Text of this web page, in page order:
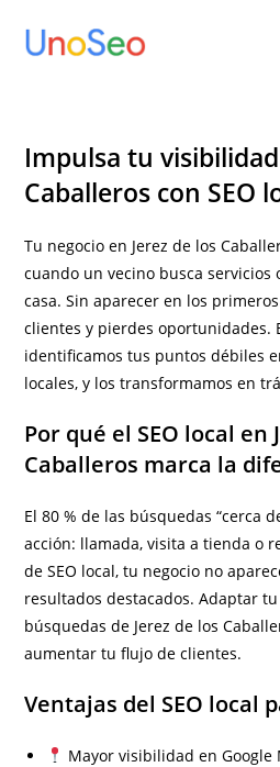
Impulsa tu
Caballeros con SEO
Tu negocio en Jerez de los
cuando un vecino busca servicios
casa. Sin aparecer en los
clientes y pierdes oportunidades.
identificamos tus puntos débiles
locales, y los transformamos en
Por qué el SEO local en
Caballeros marca la
El 80 % de las búsquedas “cerca
acción: llamada, visita a tienda o
de SEO local, tu negocio no
resultados destacados. Adaptar
búsquedas de Jerez de los
aumentar tu flujo de clientes.
Ventajas del SEO local
Mayor visibilidad en Google